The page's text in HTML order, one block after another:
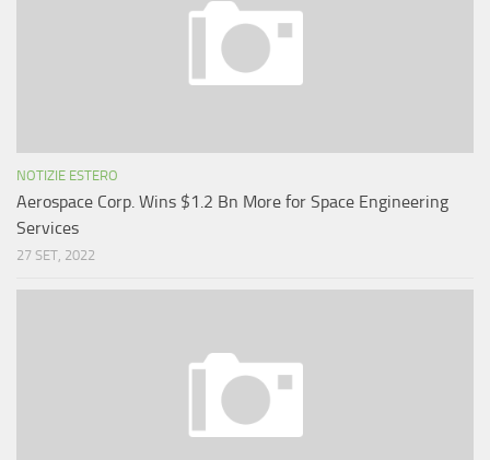
NOTIZIE ESTERO
Aerospace Corp. Wins $1.2 Bn More for Space Engineering
Services
27 SET, 2022